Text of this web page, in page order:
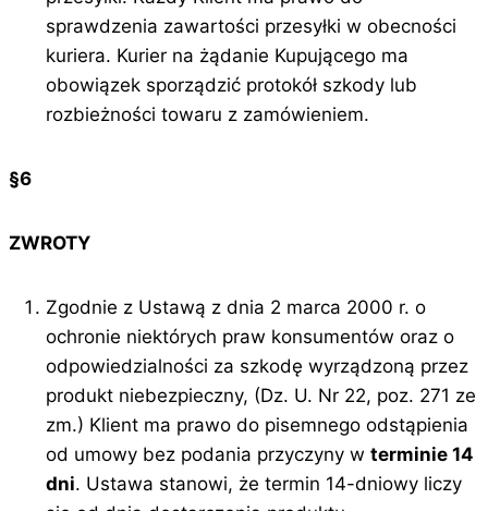
sprawdzenia zawartości przesyłki w obecności
kuriera. Kurier na żądanie Kupującego ma
obowiązek sporządzić protokół szkody lub
rozbieżności towaru z zamówieniem.
§6
ZWROTY
Zgodnie z Ustawą z dnia 2 marca 2000 r. o
ochronie niektórych praw konsumentów oraz o
odpowiedzialności za szkodę wyrządzoną przez
produkt niebezpieczny, (Dz. U. Nr 22, poz. 271 ze
zm.) Klient ma prawo do pisemnego odstąpienia
od umowy bez podania przyczyny wterminie 14
dni. Ustawa stanowi, że termin 14-dniowy liczy